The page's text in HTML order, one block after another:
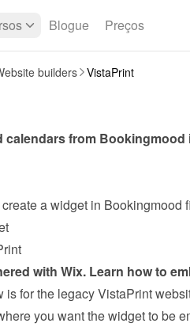
Blogue Preços
builders VistaPrint
with Wix. Learn how to
is for the legacy VistaPrint
you want the widget to be